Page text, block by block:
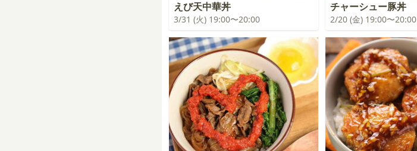
えび天中華丼
3/31 (火) 19:00〜20:00
チャーシュー豚丼
2/20 (金) 19:00〜20:00